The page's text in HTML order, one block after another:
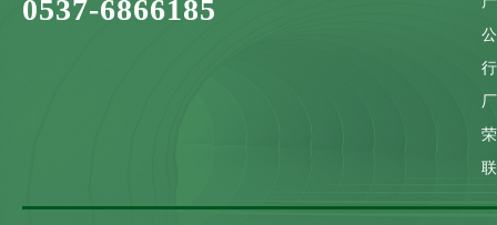
0537-6866185